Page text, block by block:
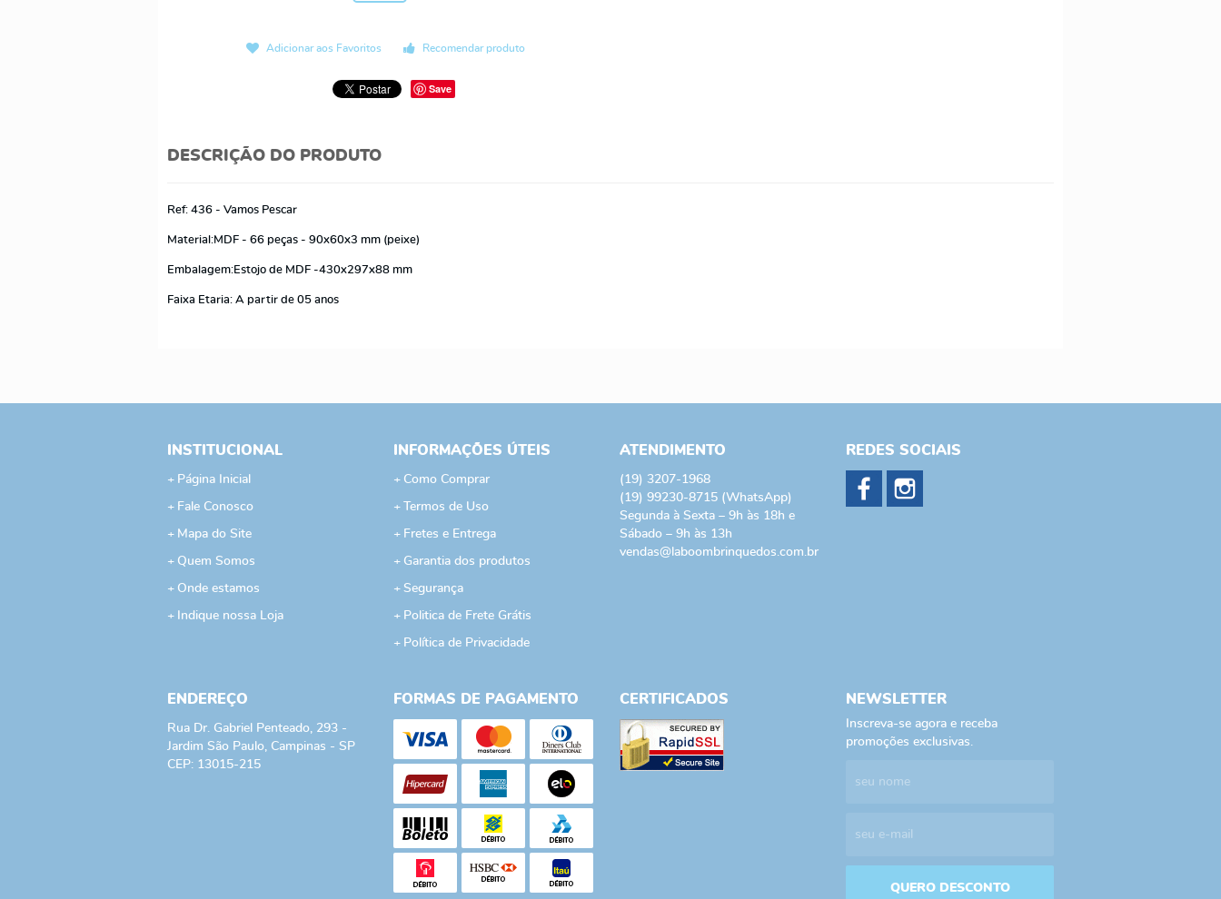
Adicionar aos Favoritos Recomendar produto
Save
DESCRIÇÃO DO PRODUTO
Ref: 436 - Vamos Pescar
Material:MDF - 66 peças - 90x60x3 mm (peixe)
Embalagem:Estojo de MDF -430x297x88 mm
Faixa Etaria: A partir de 05 anos
INSTITUCIONAL
Página Inicial
Fale Conosco
Mapa do Site
Quem Somos
Onde estamos
Indique nossa Loja
INFORMAÇÕES ÚTEIS
Como Comprar
Termos de Uso
Fretes e Entrega
Garantia dos produtos
Segurança
Politica de Frete Grátis
Política de Privacidade
ATENDIMENTO
(19) 3207-1968
(19) 99230-8715 (WhatsApp)
Segunda à Sexta – 9h às 18h e
Sábado – 9h às 13h
vendas@laboombrinquedos.com.br
REDES SOCIAIS
ENDEREÇO
Rua Dr. Gabriel Penteado, 293 -
Jardim São Paulo, Campinas - SP
CEP: 13015-215
FORMAS DE PAGAMENTO CERTIFICADOS NEWSLETTER
Inscreva-se agora e receba
promoções exclusivas.
QUERO DESCONTO